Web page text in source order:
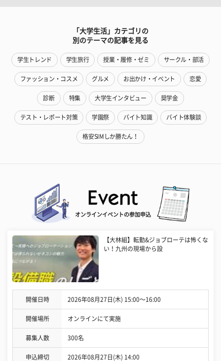
「大学生活」カテゴリの
別のテーマの記事を見る
学生トレンド 学生旅行 授業・履修・ゼミ サークル・部活
ファッション・コスメ グルメ お出かけ・イベント 恋愛
診断 特集 大学生インタビュー 奨学金
テスト・レポート対策 学園祭 バイト知識 バイト体験談
格安SIMしか勝たん！
オンラインイベントの参加申込
【大林組】転勤&ジョブローテは怖くな
い！九州の現場から設
開催日時 2026年08月27日(木) 15:00〜16:00
開催場所 オンラインにて実施
募集人数 300名
申込締切 2026年08月27日(木) 14:00